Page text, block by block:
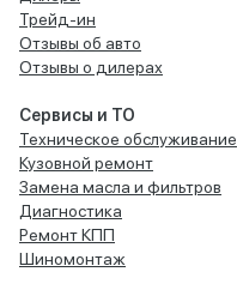
Трейд-ин
Отзывы об авто
Отзывы о дилерах
Сервисы и ТО
Техническое обслуживание
Кузовной ремонт
Замена масла и фильтров
Диагностика
Ремонт КПП
Шиномонтаж